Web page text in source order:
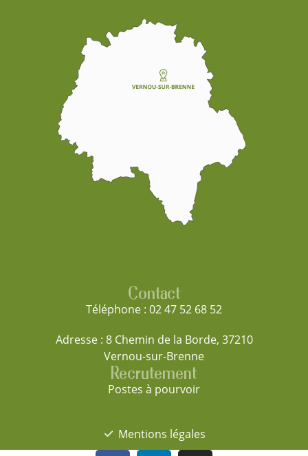
Contact
Téléphone : 02 47 52 68 52
Adresse : 8 Chemin de la Borde, 37210
Vernou-sur-Brenne
Recrutement
Postes à pourvoir
Mentions légales